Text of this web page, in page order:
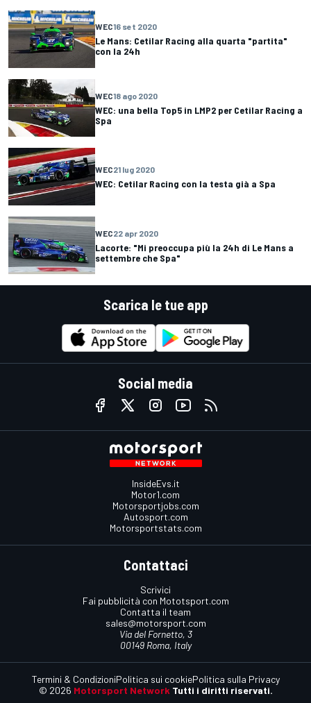
WEC16 set 2020
Le Mans: Cetilar Racing alla quarta "partita"
con la 24h
WEC18 ago 2020
WEC: una bella Top5 in LMP2 per Cetilar Racing a
Spa
WEC21 lug 2020
WEC: Cetilar Racing con la testa già a Spa
WEC22 apr 2020
Lacorte: "Mi preoccupa più la 24h di Le Mans a
settembre che Spa"
Scarica le tue app
Social media
InsideEvs.it
Motor1.com
Motorsportjobs.com
Autosport.com
Motorsportstats.com
Contattaci
Scrivici
Fai pubblicità con Mototsport.com
Contatta il team
sales@motorsport.com
Via del Fornetto, 3
00149 Roma, Italy
© 2026 Motorsport Network Tutti i diritti riservati.
Termini & CondizioniPolitica sui cookiePolitica sulla Privacy